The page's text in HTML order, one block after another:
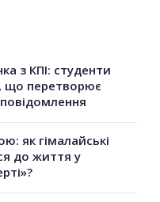
з КПІ: студенти
що перетворює
як гімалайські
до життя у